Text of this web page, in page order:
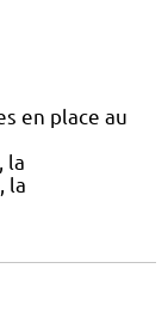
en place au
la
la